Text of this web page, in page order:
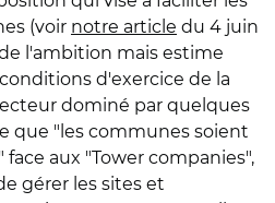
(voir notre article du 4 juin
l'ambition mais estime
d'exercice de la
dominé par quelques
que "les communes soient
aux "Tower companies",
gérer les sites et